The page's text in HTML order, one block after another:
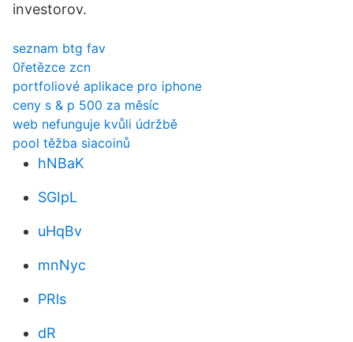
investorov.
seznam btg fav
0řetězce zcn
portfoliové aplikace pro iphone
ceny s & p 500 za měsíc
web nefunguje kvůli údržbě
pool těžba siacoinů
hNBaK
SGIpL
uHqBv
mnNyc
PRls
dR